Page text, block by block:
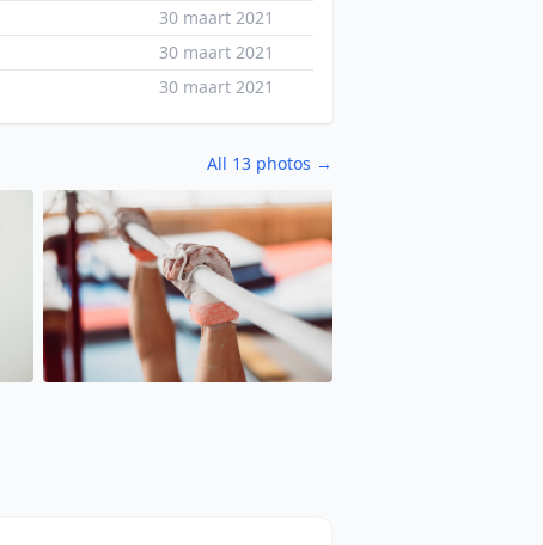
30 maart 2021
30 maart 2021
30 maart 2021
All 13 photos →